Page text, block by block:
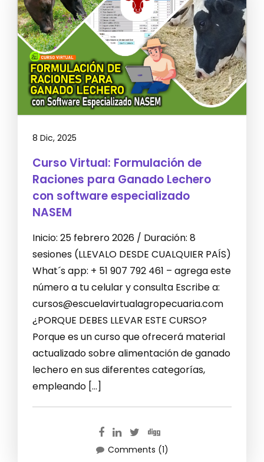
8 Dic, 2025
Curso Virtual: Formulación de
Raciones para Ganado Lechero
con software especializado
NASEM
Inicio: 25 febrero 2026 / Duración: 8
sesiones (LLEVALO DESDE CUALQUIER PAÍS)
What´s app: + 51 907 792 461 – agrega este
número a tu celular y consulta Escribe a:
cursos@escuelavirtualagropecuaria.com
¿PORQUE DEBES LLEVAR ESTE CURSO?
Porque es un curso que ofrecerá material
actualizado sobre alimentación de ganado
lechero en sus diferentes categorías,
empleando […]
Comments (1)